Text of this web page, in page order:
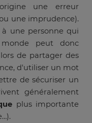
une erreur
une imprudence).
à une personne qui
peut donc
de partager des
d'utiliser un mot
de sécuriser un
généralement
plus importante